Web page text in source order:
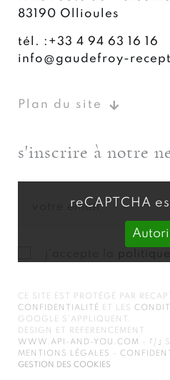
83190 Ollioules
tél. : +33 4 94 63 16 16
info@gaudefroy-
Plan du site
s'inscrire à notre
reCAPTCHA
CE SITE EST PROTÉGÉ PAR
CONFIDENTIALITÉ ET LES
GOOGLE S'APPLIQUENT.
DESIGN ET REFERENCEMENT
WWW.API-AND-YOU.COM
｢∫｣
MENTIONS LÉGALES
GESTION DES COOKIES